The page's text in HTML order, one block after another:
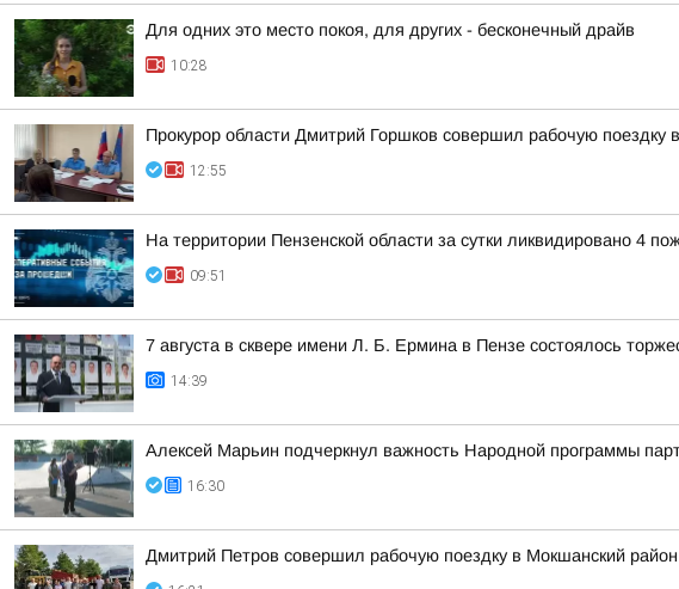
Для одних это место покоя, для других - бесконечный драйв
10:28
Прокурор области Дмитрий Горшков совершил рабочую поездку
12:55
На территории Пензенской области за сутки ликвидировано 4
09:51
7 августа в сквере имени Л. Б. Ермина в Пензе состоялось
14:39
Алексей Марьин подчеркнул важность Народной программы
16:30
Дмитрий Петров совершил рабочую поездку в Мокшанский район